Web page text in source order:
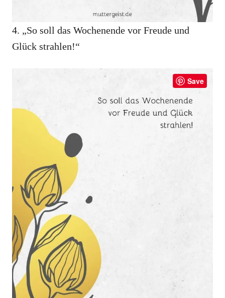
4. „So soll das Wochenende vor Freude und
Glück strahlen!“
Save